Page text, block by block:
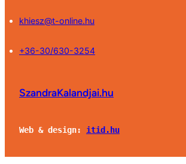
khiesz@t-online.hu
+36-30/630-3254
SzandraKalandjai.hu
Web & design: itid.hu